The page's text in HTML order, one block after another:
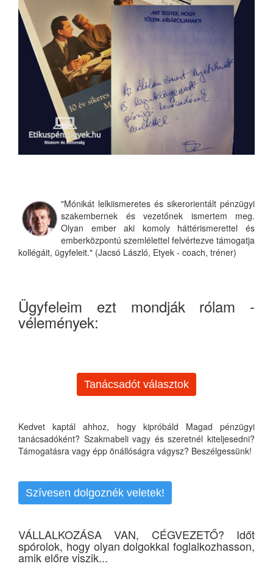
"Mónikát lelkiismeretes és sikerorientált pénzügyi
szakembernek és vezetőnek ismertem meg.
Olyan ember aki komoly háttérismerettel és
emberközpontú szemlélettel felvértezve támogatja
kollégáit, ügyfeleit." (Jacsó László, Etyek - coach, tréner)
Ügyfeleim ezt mondják rólam -
vélemények:
Tanácsadót választok
Kedvet kaptál ahhoz, hogy kipróbáld Magad pénzügyi
tanácsadóként? Szakmabeli vagy és szeretnél kiteljesedni?
Támogatásra vagy épp önállóságra vágysz? Beszélgessünk!
Szívesen dolgoznék veletek!
VÁLLALKOZÁSA VAN, CÉGVEZETŐ? Időt
spórolok, hogy olyan dolgokkal foglalkozhasson,
amik előre viszik...